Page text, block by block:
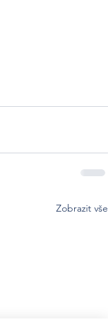
Zobrazit vše